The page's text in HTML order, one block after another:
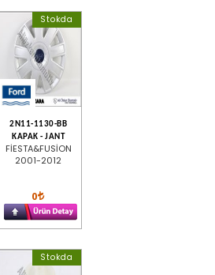
Stokda
2N11-1130-BB
KAPAK - JANT
FİESTA&FUSİON
2001-2012
0
Stokda